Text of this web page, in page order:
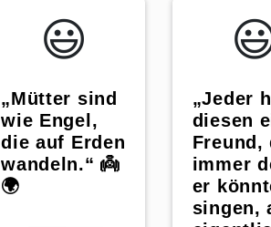
😃️
„Mütter sind
wie Engel,
die auf Erden
wandeln.“ 👼
🌍
„Jeder
diesen
Freund,
immer
er
singen,